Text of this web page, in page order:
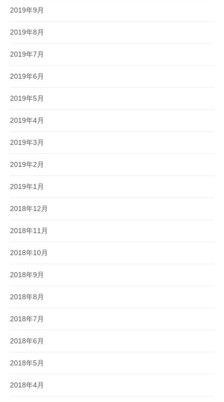
2019年9月
2019年8月
2019年7月
2019年6月
2019年5月
2019年4月
2019年3月
2019年2月
2019年1月
2018年12月
2018年11月
2018年10月
2018年9月
2018年8月
2018年7月
2018年6月
2018年5月
2018年4月